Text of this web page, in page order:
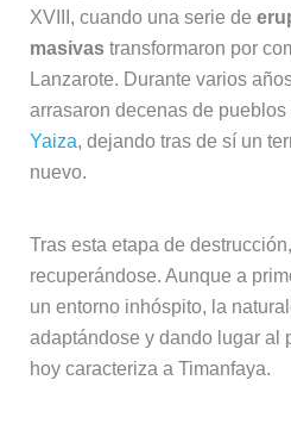
XVIII, cuando una serie de
masivastransformaron por
Lanzarote. Durante varios
arrasaron decenas de
Yaiza, dejando tras de sí un
nuevo.
Tras esta etapa de
recuperándose. Aunque a
un entorno inhóspito, la
adaptándose y dando lugar al
hoy caracteriza a Timanfaya.